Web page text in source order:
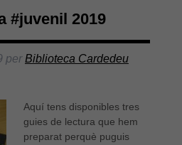
#juvenil 2019
perBiblioteca Cardedeu
Aquí tens disponibles tres
guies de lectura que hem
preparat perquè puguis